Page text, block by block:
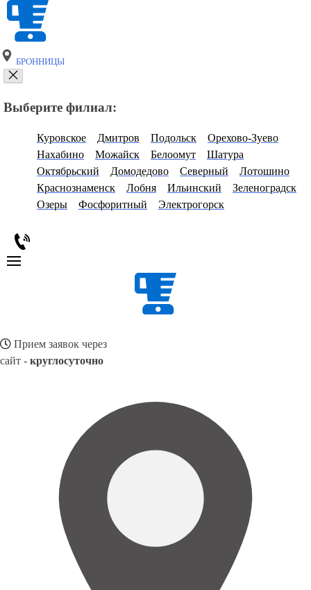
БРОННИЦЫ
Выберите филиал:
Куровское Дмитров Подольск
Орехово-Зуево
Нахабино
Можайск Белоомут
Шатура
Октябрьский
Домодедово Северный
Лотошино
Краснознаменск
Лобня Ильинский
Зеленоградск
Озеры
Фосфоритный Электрогорск
Прием заявок через
сайт - круглосуточно